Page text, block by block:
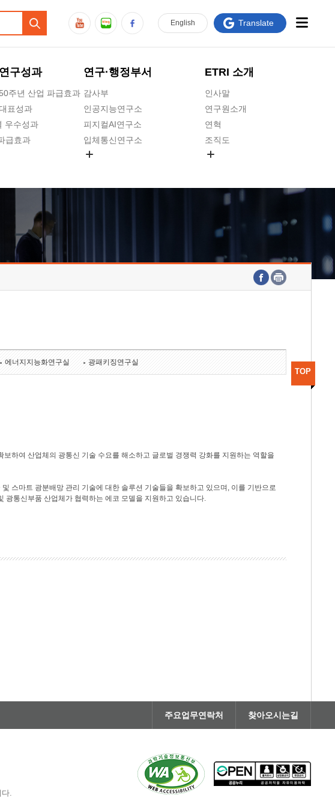
구성과
주년 산업 파급효과
표성과
우수성과
급효과
연구·행정부서
감사부
인공지능연구소
피지컬AI연구소
입체통신연구소
호남권연구본부
기획본부
ETRI 소개
인사말
연구원소개
연혁
조직도
연구원 고객헌장
주요업무연락처
English Translate
에너지지능화연구실 광패키징연구실
하여 산업체의 광통신 기술 수요를 해소하고 글로벌 경쟁력 강화를 지원하는 역할을
스마트 광분배망 관리 기술에 대한 솔루션 기술들을 확보하고 있으며, 이를 기반으로
광통신부품 산업체가 협력하는 에코 모델을 지원하고 있습니다.
TOP
주요업무연락처 찾아오시는길
.